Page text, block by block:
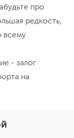
про
редкость,
всему.
- залог
на